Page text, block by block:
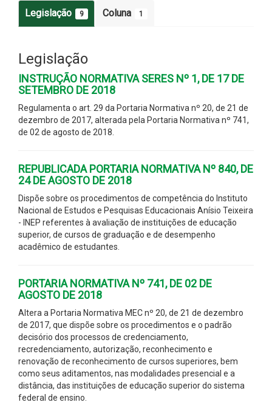
Legislação 9 Coluna 1
Legislação
INSTRUÇÃO NORMATIVA SERES Nº 1, DE 17 DE
SETEMBRO DE 2018
Regulamenta o art. 29 da Portaria Normativa nº 20, de 21 de
dezembro de 2017, alterada pela Portaria Normativa nº 741,
de 02 de agosto de 2018.
REPUBLICADA PORTARIA NORMATIVA Nº 840, DE
24 DE AGOSTO DE 2018
Dispõe sobre os procedimentos de competência do Instituto
Nacional de Estudos e Pesquisas Educacionais Anísio Teixeira
- INEP referentes à avaliação de instituições de educação
superior, de cursos de graduação e de desempenho
acadêmico de estudantes.
PORTARIA NORMATIVA Nº 741, DE 02 DE
AGOSTO DE 2018
Altera a Portaria Normativa MEC nº 20, de 21 de dezembro
de 2017, que dispõe sobre os procedimentos e o padrão
decisório dos processos de credenciamento,
recredenciamento, autorização, reconhecimento e
renovação de reconhecimento de cursos superiores, bem
como seus aditamentos, nas modalidades presencial e a
distância, das instituições de educação superior do sistema
federal de ensino.